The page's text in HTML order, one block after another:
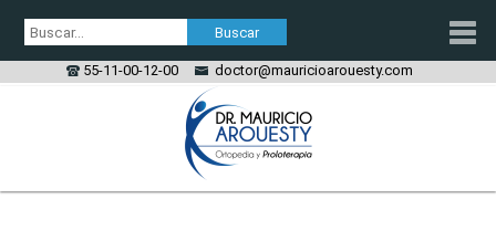
55-11-00-12-00 doctor@mauricioarouesty.com